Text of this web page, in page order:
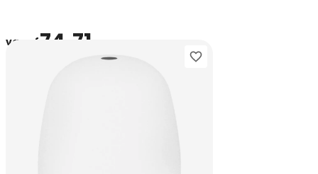
vanaf74,71